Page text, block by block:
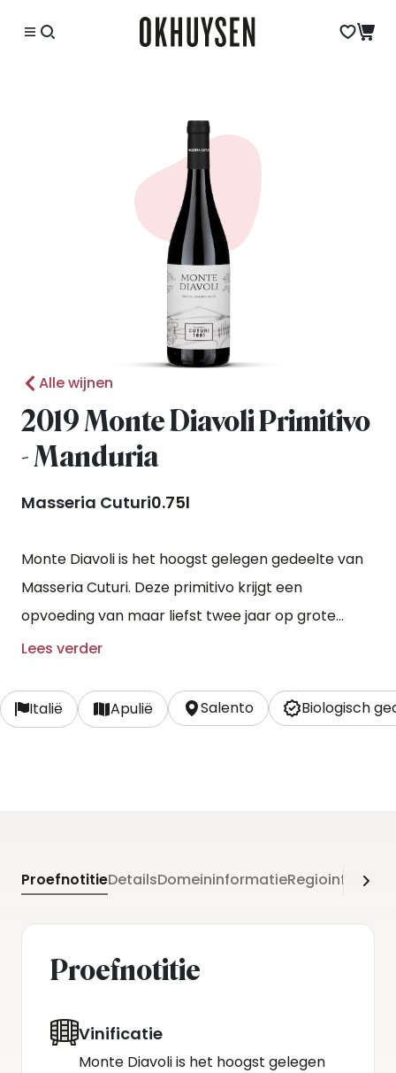
Alle wijnen
2019 Monte Diavoli Primitivo
- Manduria
Masseria Cuturi0.75l
Monte Diavoli is het hoogst gelegen gedeelte van
Masseria Cuturi. Deze primitivo krijgt een
opvoeding van maar liefst twee jaar op grote
eikenhouten vaten.
Lees verder
Italië Apulië Salento Biologisch
ProefnotitieDetailsDomeininformatie
Proefnotitie
Vinificatie
Monte Diavoli is het hoogst gelegen